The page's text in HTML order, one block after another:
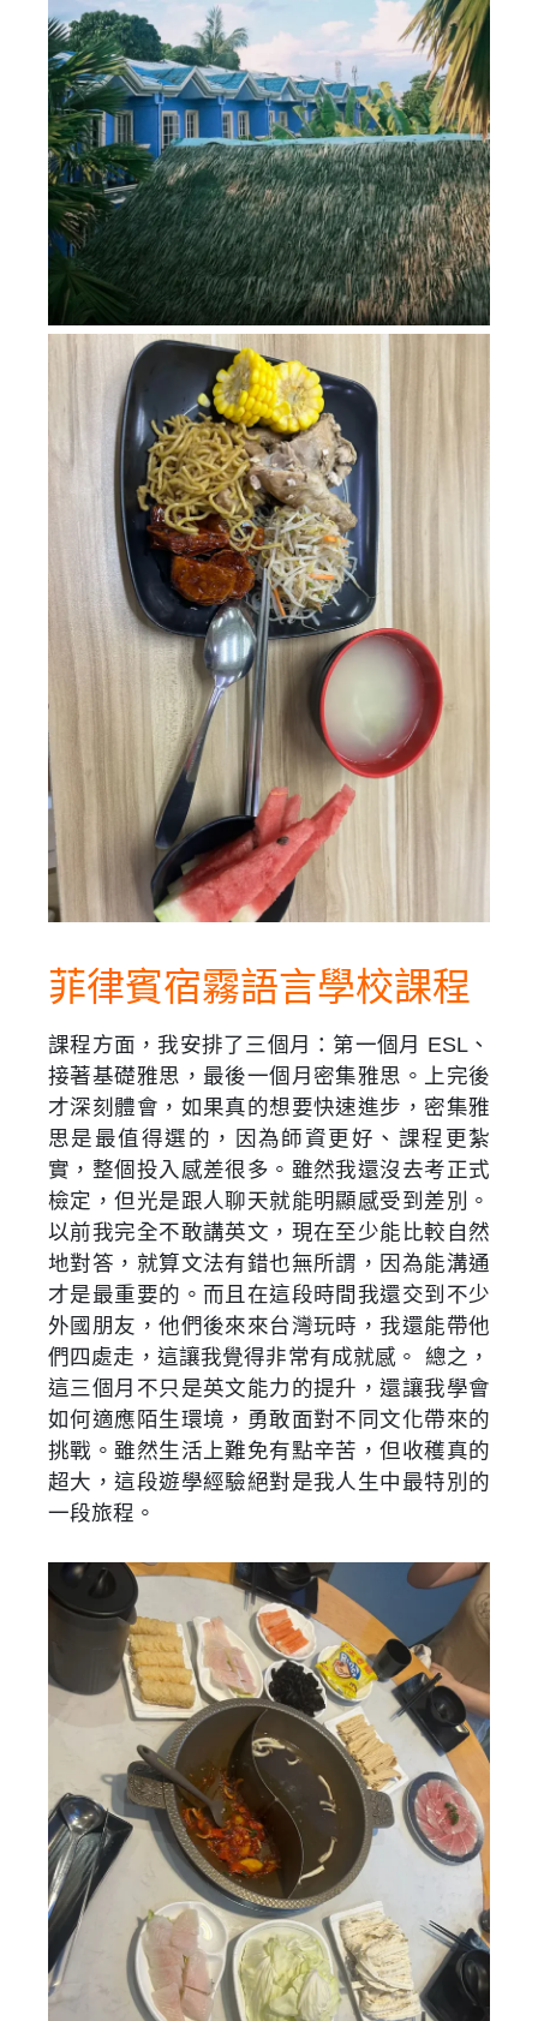
菲律賓宿霧語言學校課程
課程方面，我安排了三個月：第一個月 ESL、
接著基礎雅思，最後一個月密集雅思。上完後
才深刻體會，如果真的想要快速進步，密集雅
思是最值得選的，因為師資更好、課程更紮
實，整個投入感差很多。雖然我還沒去考正式
檢定，但光是跟人聊天就能明顯感受到差別。
以前我完全不敢講英文，現在至少能比較自然
地對答，就算文法有錯也無所謂，因為能溝通
才是最重要的。而且在這段時間我還交到不少
外國朋友，他們後來來台灣玩時，我還能帶他
們四處走，這讓我覺得非常有成就感。 總之，
這三個月不只是英文能力的提升，還讓我學會
如何適應陌生環境，勇敢面對不同文化帶來的
挑戰。雖然生活上難免有點辛苦，但收穫真的
超大，這段遊學經驗絕對是我人生中最特別的
一段旅程。